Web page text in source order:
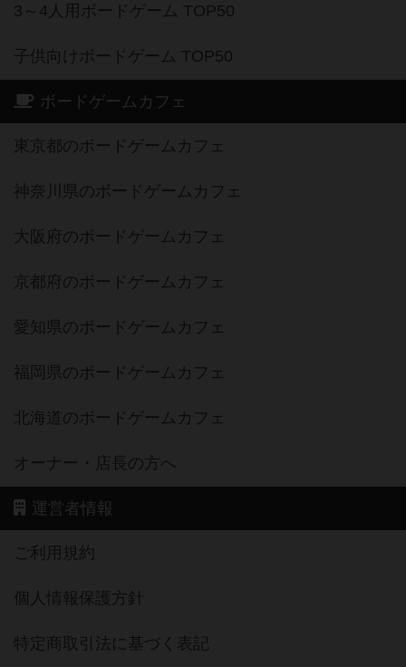
3～4人用ボードゲーム TOP50
子供向けボードゲーム TOP50
ボードゲームカフェ
東京都のボードゲームカフェ
神奈川県のボードゲームカフェ
大阪府のボードゲームカフェ
京都府のボードゲームカフェ
愛知県のボードゲームカフェ
福岡県のボードゲームカフェ
北海道のボードゲームカフェ
オーナー・店長の方へ
運営者情報
ご利用規約
個人情報保護方針
特定商取引法に基づく表記